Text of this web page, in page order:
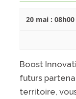
20 mai : 08h00
Boost
futurs
territoire,